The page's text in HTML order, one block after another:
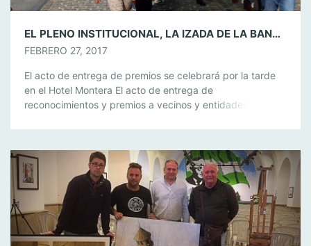
EL PLENO INSTITUCIONAL, LA IZADA DE LA BANDERA ANDALUZA Y LA ENTREGA DE PREMIOS Y DISTINCIONES A LA CIUDADANÍA, MAÑANA 28 DE FEBRERO
FEBRERO 27, 2017
El acto de entrega de premios se celebrará por la tarde
en el Hotel Montera El acto de entrega de
reconocimientos y premios a vecinos y entidades de la
acto se ha celebrado en el […]